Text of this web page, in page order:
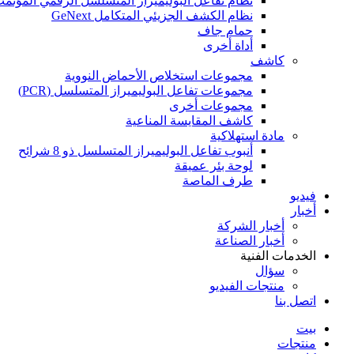
نظام الكشف الجزيئي المتكامل GeNext
حمام جاف
أداة أخرى
كاشف
مجموعات استخلاص الأحماض النووية
مجموعات تفاعل البوليميراز المتسلسل (PCR)
مجموعات أخرى
كاشف المقايسة المناعية
مادة استهلاكية
أنبوب تفاعل البوليميراز المتسلسل ذو 8 شرائح
لوحة بئر عميقة
طرف الماصة
فيديو
أخبار
أخبار الشركة
أخبار الصناعة
الخدمات الفنية
سؤال
منتجات الفيديو
اتصل بنا
بيت
منتجات